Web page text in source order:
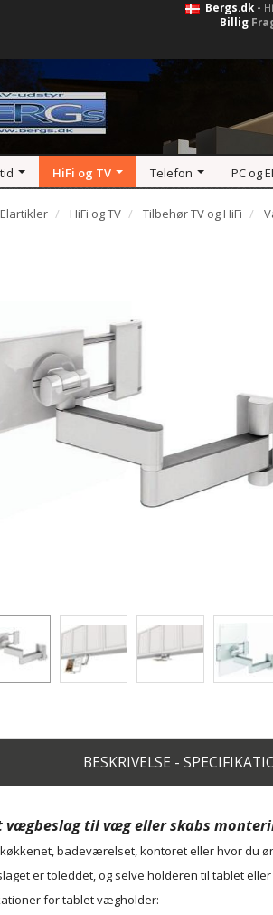
Bergs.dk-
Billig
HiFi og TV Telefon PC og
HiFi og TV Tilbehør TV og HiFi
BESKRIVELSE -
vægbeslag til væg eller skabs
badeværelset, kontoret eller hvor du
er toleddet, og selve holderen til tablet
for tablet vægholder: